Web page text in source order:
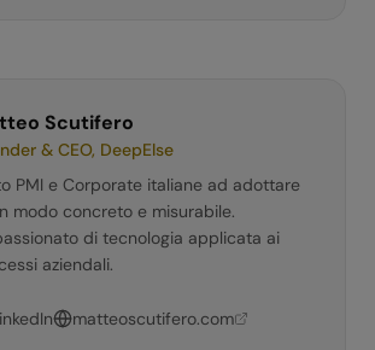
Scutifero
& CEO, DeepElse
PMI e Corporate italiane ad adottare
modo concreto e misurabile.
di tecnologia applicata ai
aziendali.
matteoscutifero.com